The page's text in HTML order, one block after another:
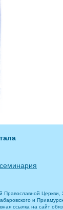
Православной Церкви,
и
ссылка на сайт